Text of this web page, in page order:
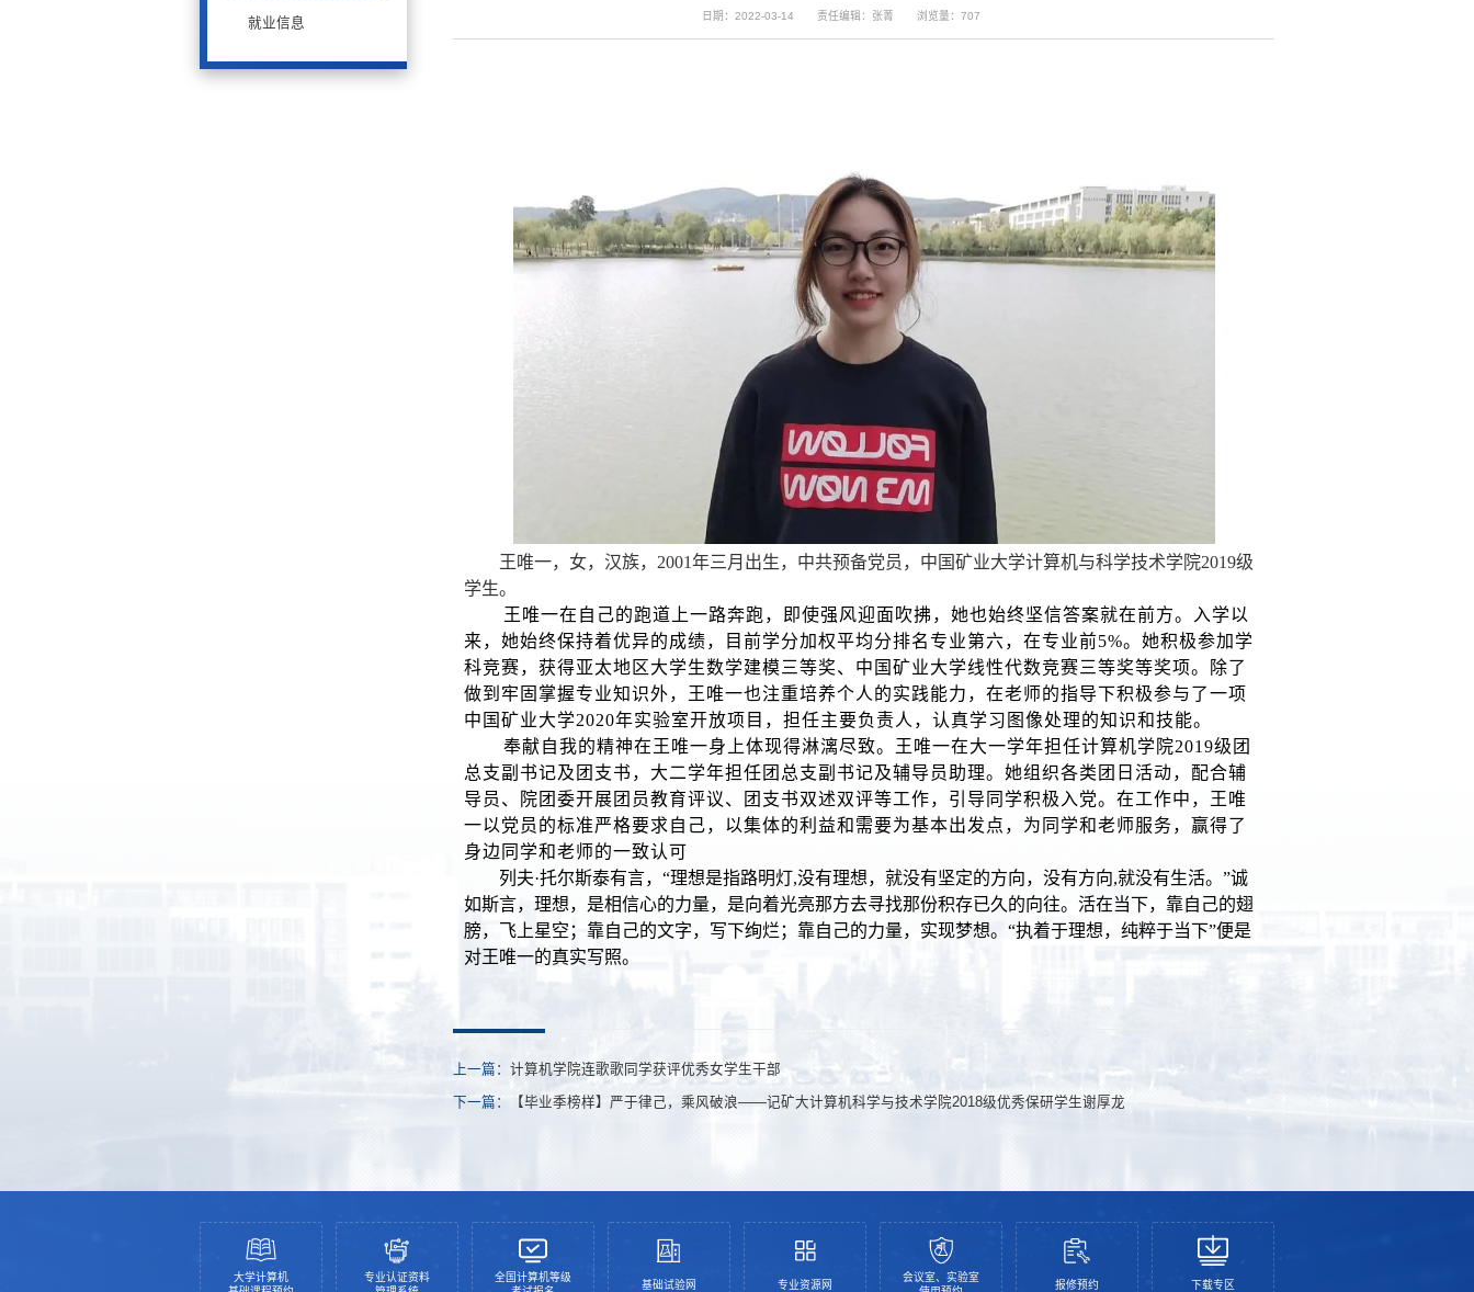
就业信息 日期：2022-03-14 责任编辑：张菁 浏览量： 707
王唯一，女，汉族， 2001年三月出生，中共预备党员，中国矿业大学计算机与科学技术学院2019级
学生。
王唯一在自己的跑道上一路奔跑，即使强风迎面吹拂，她也始终坚信答案就在前方。入学以
来，她始终保持着优异的成绩，目前学分加权平均分排名专业第六，在专业前5%。她积极参加学
科竞赛，获得亚太地区大学生数学建模三等奖、中国矿业大学线性代数竞赛三等奖等奖项。除了
做到牢固掌握专业知识外，王唯一也注重培养个人的实践能力，在老师的指导下积极参与了一项
中国矿业大学2020年实验室开放项目，担任主要负责人，认真学习图像处理的知识和技能。
奉献自我的精神在王唯一身上体现得淋漓尽致。王唯一在大一学年担任计算机学院2019级团
总支副书记及团支书，大二学年担任团总支副书记及辅导员助理。她组织各类团日活动，配合辅
导员、院团委开展团员教育评议、团支书双述双评等工作，引导同学积极入党。在工作中，王唯
一以党员的标准严格要求自己，以集体的利益和需要为基本出发点，为同学和老师服务，赢得了
身边同学和老师的一致认可
列夫·托尔斯泰有言，“理想是指路明灯,没有理想，就没有坚定的方向，没有方向,就没有生活。”诚
如斯言，理想，是相信心的力量，是向着光亮那方去寻找那份积存已久的向往。活在当下，靠自己的翅
膀，飞上星空；靠自己的文字，写下绚烂；靠自己的力量，实现梦想。“执着于理想，纯粹于当下”便是
对王唯一的真实写照。
上一篇： 计算机学院连歌歌同学获评优秀女学生干部
下一篇： 【毕业季榜样】严于律己，乘风破浪——记矿大计算机科学与技术学院2018级优秀保研学生谢厚龙
大学计算机
专业认证资料
全国计算机等级
基础试验网 专业资源网
会议室、实验室
报修预约 下载专区